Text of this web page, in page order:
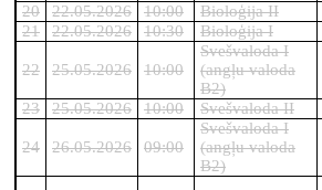
20
22.05.2026 10:00 Bioloģija II
21
22.05.2026 10:30 Bioloģija I
22 25.05.2026 10:00
Svešvaloda I
(angļu valoda
B2)
23 25.05.2026 10:00 Svešvaloda II
24 26.05.2026 09:00
Svešvaloda I
(angļu valoda
B2)